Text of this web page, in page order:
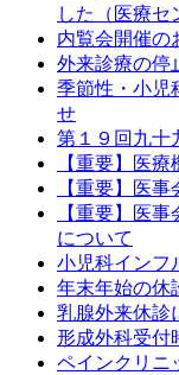
した（医療セ
内覧会開催の
外来診療の停
季節性・小児
せ
第１９回九十
【重要】医
【重要】医
【重要】医
について
小児科インフ
年末年始の休
乳腺外来休診
形成外科受付
ペインクリニ